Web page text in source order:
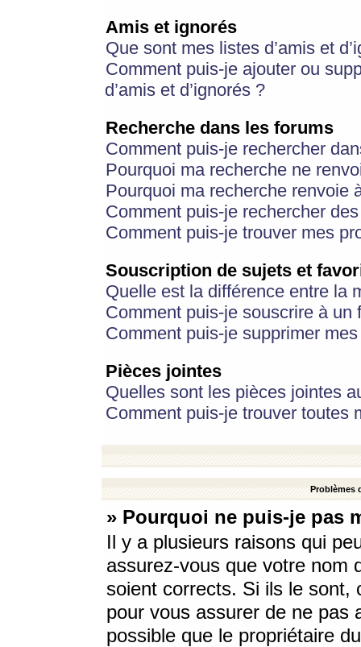
Amis et ignorés
Que sont mes listes d’amis et
Comment puis-je ajouter ou
d’amis et d’ignorés ?
Recherche dans les forums
Comment puis-je rechercher
Pourquoi ma recherche ne
Pourquoi ma recherche renvoie
Comment puis-je rechercher
Comment puis-je trouver mes
Souscription de sujets et
Quelle est la différence entre la
Comment puis-je souscrire à
Comment puis-je supprimer
Pièces jointes
Quelles sont les pièces jointes
Comment puis-je trouver toutes
Problèmes
» Pourquoi ne puis-je pas
Il y a plusieurs raisons qui
assurez-vous que votre nom
soient corrects. Si ils le sont,
pour vous assurer de ne pas
possible que le propriétaire